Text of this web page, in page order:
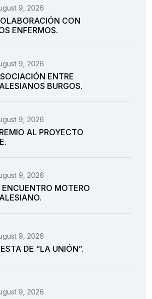
9, 2026
CON
ENFERMOS.
9, 2026
ENTRE
BURGOS.
9, 2026
AL PROYECTO
9, 2026
ENCUENTRO MOTERO
9, 2026
DE “LA UNIÓN”.
9, 2026